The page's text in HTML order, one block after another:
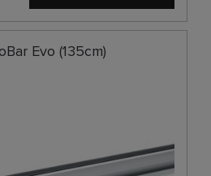
Evo (135cm)